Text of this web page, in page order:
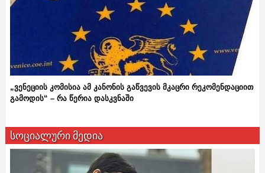
„ვენეციის კომისია ამ კანონის გაწვევის მკაცრი რეკომენდაციით
გამოდის“ – რა წერია დასკვნაში
სოციალური მედია